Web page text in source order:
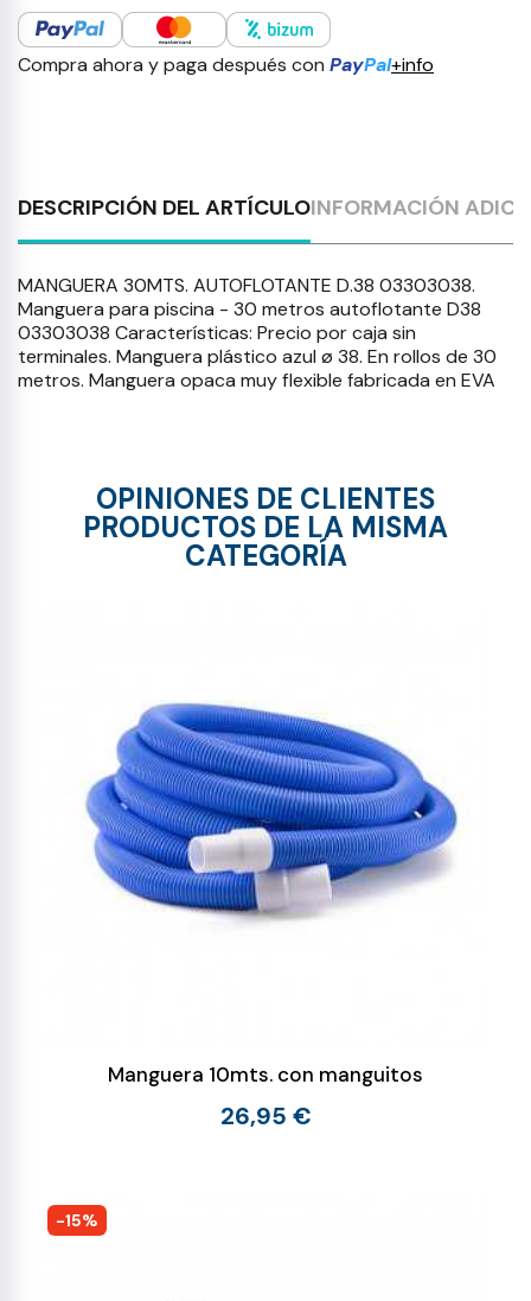
Compra ahora y paga después con PayPal+info
DESCRIPCIÓN DEL ARTÍCULOINFORMACIÓN
MANGUERA 30MTS. AUTOFLOTANTE D.38 03303038.
Manguera para piscina - 30 metros autoflotante D38
03303038 Características: Precio por caja sin
terminales. Manguera plástico azul ø 38. En rollos de 30
metros. Manguera opaca muy flexible fabricada en EVA
OPINIONES DE CLIENTES
PRODUCTOS DE LA MISMA
CATEGORÍA
Manguera 10mts. con manguitos
26,95 €
-15%